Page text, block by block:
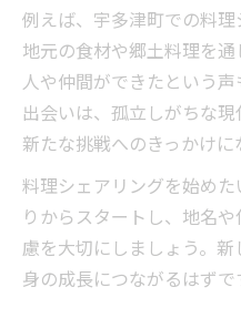
例えば、宇多津町での料理
地元の食材や郷土料理を
人や仲間ができたという
出会いは、孤立しがちな
新たな挑戦へのきっかけに
料理シェアリングを始め
りからスタートし、地名
慮を大切にしましょう。
身の成長につながるはずで